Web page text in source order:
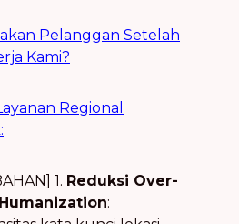
Pelanggan Setelah
Kami?
Regional
1. Reduksi Over-
: